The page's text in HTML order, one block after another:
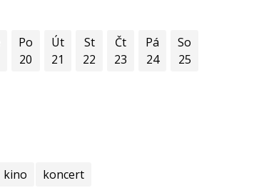
Po
20
Út
21
St
22
Čt
23
Pá
24
So
25
kino
koncert